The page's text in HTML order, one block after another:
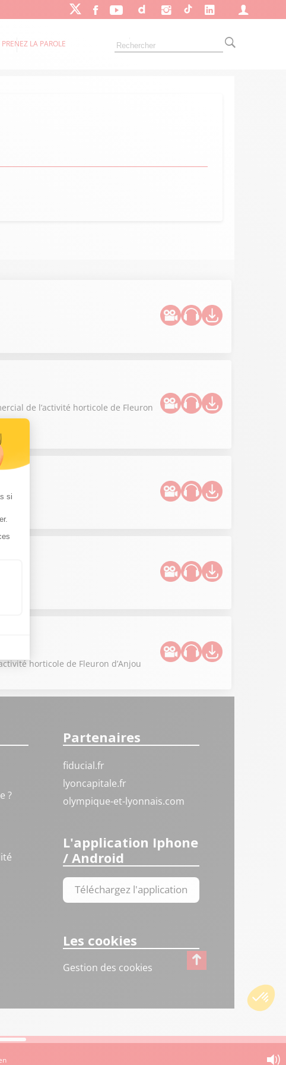
PRENEZ LA PAROLE
de l’activité horticole de Fleuron
horticole de Fleuron d’Anjou
?
Partenaires
fiducial.fr
lyoncapitale.fr
olympique-et-lyonnais.com
L'application Iphone
/ Android
Téléchargez l'application
Les cookies
Gestion des cookies